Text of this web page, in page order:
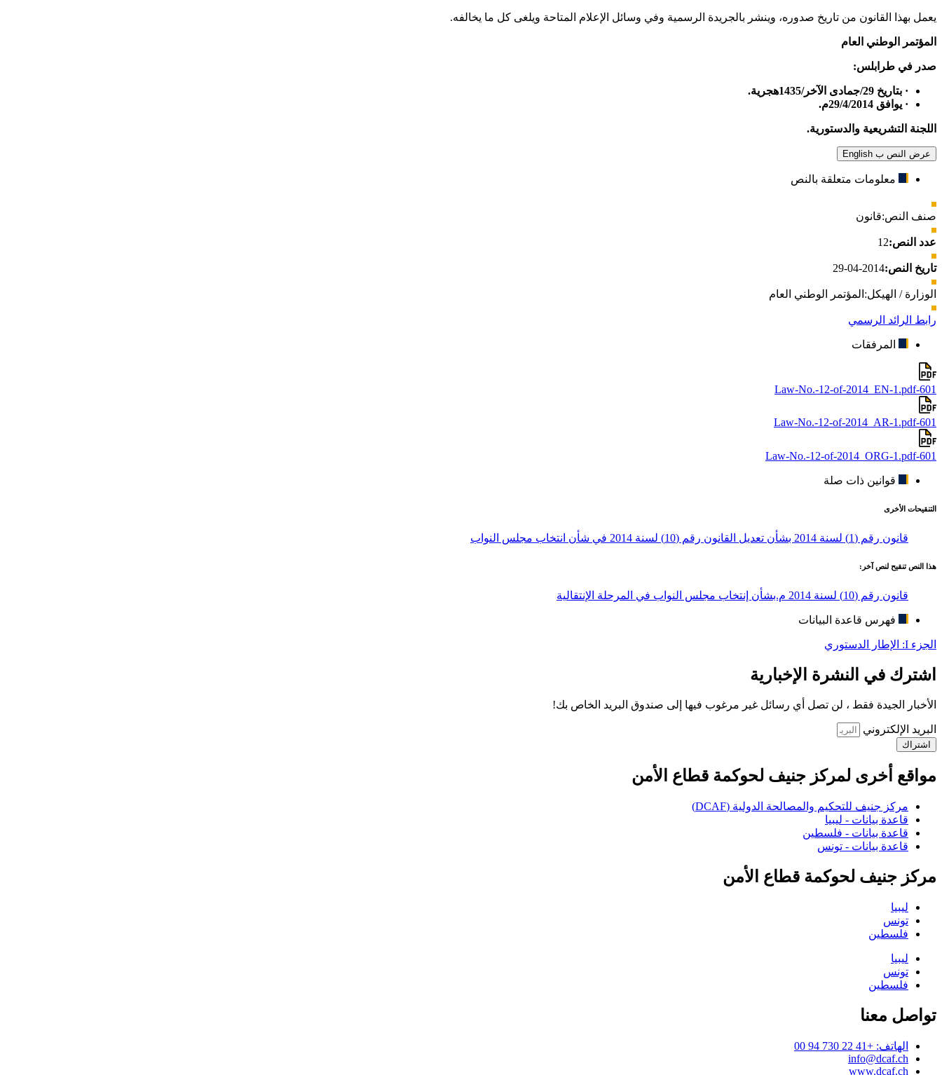
يعمل بهذا القانون من تاريخ صدوره، وينشر بالجريدة الرسمية وفي وسائل الإعلام المتاحة ويلغى كل ما يخالفه.
المؤتمر الوطني العام
صدر في طرابلس:
· بتاريخ 29/جمادى الآخر/1435هجرية.
· يوافق 29/4/2014م.
اللجنة التشريعية والدستورية.
عرض النص ب English
معلومات متعلقة بالنص
صنف النص:قانون
عدد النص:12
تاريخ النص:2014-04-29
الوزارة / الهيكل: المؤتمر الوطني العام
رابط الرائد الرسمي
المرفقات
601-Law-No.-12-of-2014_EN-1.pdf
601-Law-No.-12-of-2014_AR-1.pdf
601-Law-No.-12-of-2014_ORG-1.pdf
قوانين ذات صلة
التنقيحات الأخرى
قانون رقم (1) لسنة 2014 بشأن تعديل القانون رقم (10) لسنة 2014 في شأن انتخاب مجلس النواب
هذا النص تنقيح لنص آخر:
قانون رقم (10) لسنة 2014 م.بشأن إنتخاب مجلس النواب في المرحلة الإنتقالية
فهرس قاعدة البيانات
الجزء I: الإطار الدستوري
اشترك في النشرة الإخبارية
الأخبار الجيدة فقط ، لن تصل أي رسائل غير مرغوب فيها إلى صندوق البريد الخاص بك!
البريد الإلكتروني
اشتراك
مواقع أخرى لمركز جنيف لحوكمة قطاع الأمن
مركز جنيف للتحكيم والمصالحة الدولية (DCAF)
قاعدة بيانات - ليبيا
قاعدة بيانات - فلسطين
قاعدة بيانات - تونس
مركز جنيف لحوكمة قطاع الأمن
ليبيا
تونس
فلسطين
ليبيا
تونس
فلسطين
تواصل معنا
الهاتف: +41 22 730 94 00
info@dcaf.ch
www.dcaf.ch